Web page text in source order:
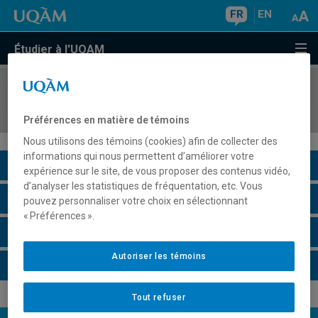
FR EN
Étudier à l'UQAM
COURS//
Description du cours
Horaire - Été 2026
Préférences en matière de témoins
Nous utilisons des témoins (cookies) afin de collecter des
informations qui nous permettent d’améliorer votre
expérience sur le site, de vous proposer des contenus vidéo,
d’analyser les statistiques de fréquentation, etc. Vous
pouvez personnaliser votre choix en sélectionnant
« Préférences ».
Tout refuser
Autoriser les témoins